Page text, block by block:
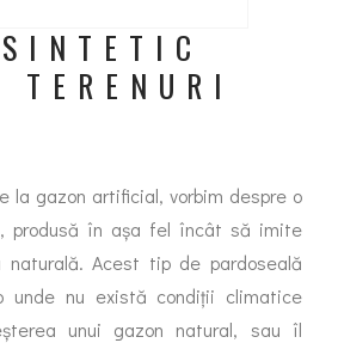
TERENURI
la gazon artificial, vorbim despre o
produsă în așa fel încât să imite
Acest tip de pardoseală
unde nu există condiții climatice
unui gazon natural, sau îl